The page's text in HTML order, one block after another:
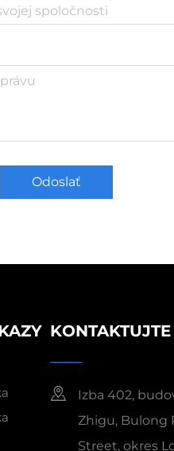
Odoslať
Izba 402,
Zhigu, Bulong
Street, okres